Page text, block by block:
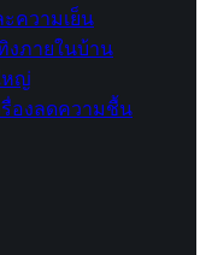
ความเย็น
งภายในบ้าน
หญ่
รื่องลดความชื้น